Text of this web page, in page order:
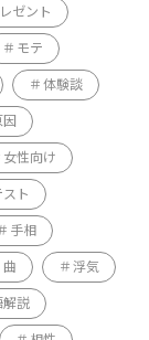
ゼント
モテ
体験談
因
女性向け
スト
手相
曲 浮気
解説